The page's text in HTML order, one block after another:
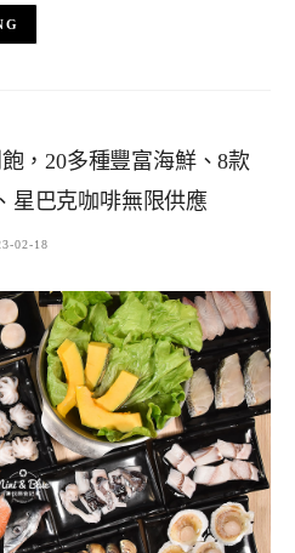
，20多種豐富海鮮、8款
星巴克咖啡無限供應
02-18